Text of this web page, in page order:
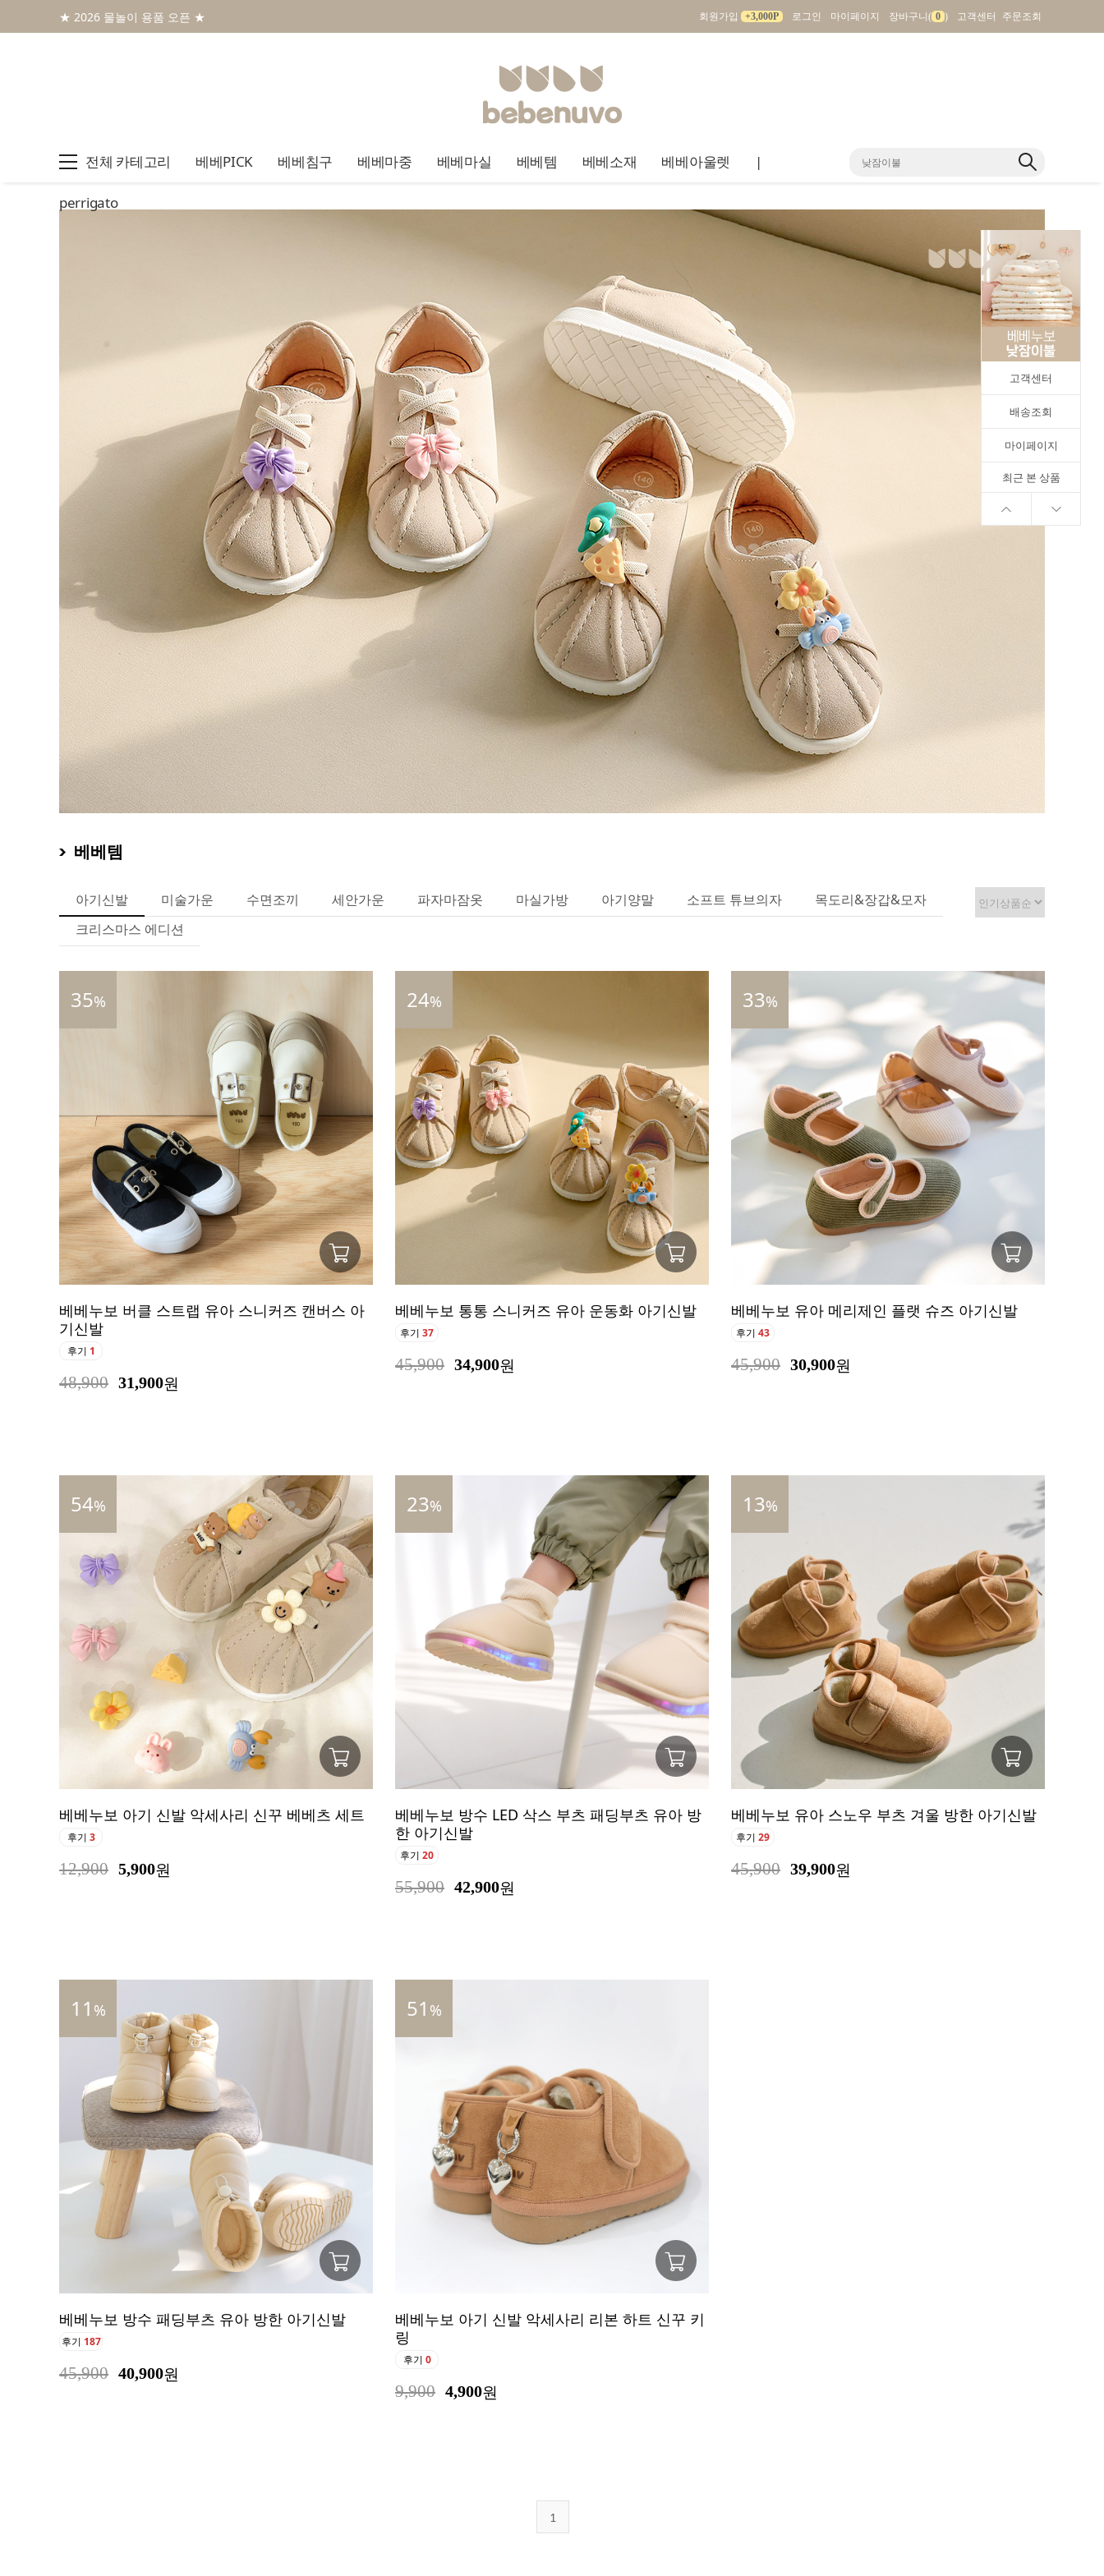
★ 2026 물놀이 용품 오픈 ★ 회원가입 +3,000P 로그인 마이페이지 장바구니( 0 ) 고객센터 주문조회
전체 카테고리 베베PICK 베베침구 베베마중 베베마실 베베템 베베소재 베베아울렛 |
perrigato
고객센터
배송조회
마이페이지
최근 본 상품
베베템
아기신발 미술가운 수면조끼 세안가운 파자마잠옷 마실가방 아기양말 소프트 튜브의자
목도리&장갑&모자
크리스마스 에디션
35%
베베누보 버클 스트랩 유아 스니커즈 캔버스 아
기신발
후기 1
48,900 31,900원
24%
베베누보 통통 스니커즈 유아 운동화 아기신발
후기 37
45,900 34,900원
33%
베베누보 유아 메리제인 플랫 슈즈 아기신발
후기 43
45,900 30,900원
54%
베베누보 아기 신발 악세사리 신꾸 베베츠 세트
후기 3
12,900 5,900원
23%
베베누보 방수 LED 삭스 부츠 패딩부츠 유아 방
한 아기신발
후기 20
55,900 42,900원
13%
베베누보 유아 스노우 부츠 겨울 방한 아기신발
후기 29
45,900 39,900원
11 %
베베누보 방수 패딩부츠 유아 방한 아기신발
후기 187
45,900 40,900원
51 %
베베누보 아기 신발 악세사리 리본 하트 신꾸 키
링
후기 0
9,900 4,900원
1